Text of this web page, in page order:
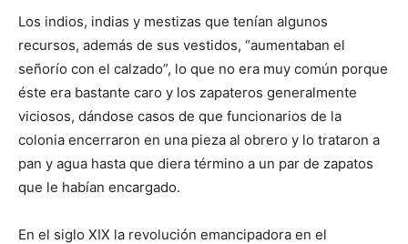
Los indios, indias y mestizas que tenían algunos
recursos, además de sus vestidos, “aumentaban el
señorío con el calzado”, lo que no era muy común porque
éste era bastante caro y los zapateros generalmente
viciosos, dándose casos de que funcionarios de la
colonia encerraron en una pieza al obrero y lo trataron a
pan y agua hasta que diera término a un par de zapatos
que le habían encargado.
En el siglo XIX la revolución emancipadora en el